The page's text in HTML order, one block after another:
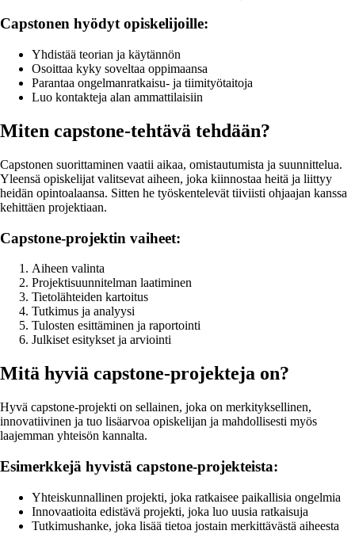
Capstonen hyödyt opiskelijoille:
Yhdistää teorian ja käytännön
Osoittaa kyky soveltaa oppimaansa
Parantaa ongelmanratkaisu- ja tiimityötaitoja
Luo kontakteja alan ammattilaisiin
Miten capstone-tehtävä tehdään?
Capstonen suorittaminen vaatii aikaa, omistautumista ja suunnittelua.
Yleensä opiskelijat valitsevat aiheen, joka kiinnostaa heitä ja liittyy
heidän opintoalaansa. Sitten he työskentelevät tiiviisti ohjaajan kanssa
kehittäen projektiaan.
Capstone-projektin vaiheet:
Aiheen valinta
Projektisuunnitelman laatiminen
Tietolähteiden kartoitus
Tutkimus ja analyysi
Tulosten esittäminen ja raportointi
Julkiset esitykset ja arviointi
Mitä hyviä capstone-projekteja on?
Hyvä capstone-projekti on sellainen, joka on merkityksellinen,
innovatiivinen ja tuo lisäarvoa opiskelijan ja mahdollisesti myös
laajemman yhteisön kannalta.
Esimerkkejä hyvistä capstone-projekteista:
Yhteiskunnallinen projekti, joka ratkaisee paikallisia ongelmia
Innovaatioita edistävä projekti, joka luo uusia ratkaisuja
Tutkimushanke, joka lisää tietoa jostain merkittävästä aiheesta